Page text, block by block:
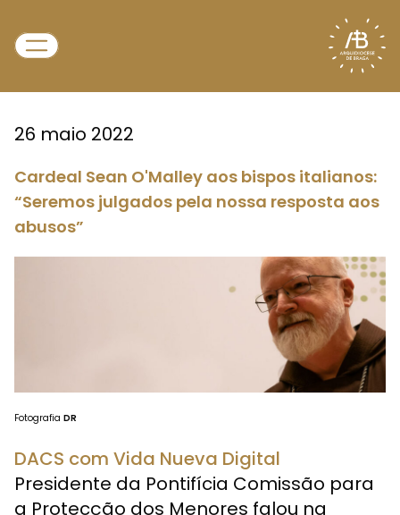
26 maio 2022
Cardeal Sean O'Malley aos bispos italianos:
“Seremos julgados pela nossa resposta aos
abusos”
Fotografia DR
DACS com Vida Nueva Digital
Presidente da Pontifícia Comissão para
a Protecção dos Menores falou na